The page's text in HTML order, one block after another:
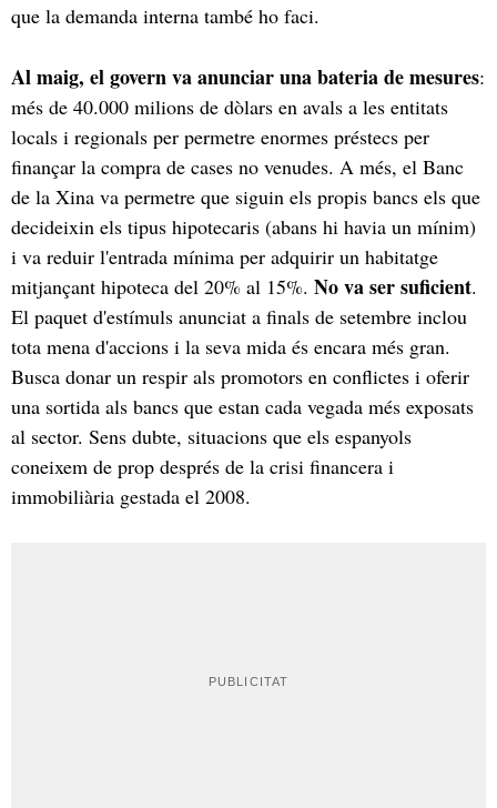
que la demanda interna també ho faci.
Al maig, el govern va anunciar una bateria de mesures:
més de 40.000 milions de dòlars en avals a les entitats
locals i regionals per permetre enormes préstecs per
finançar la compra de cases no venudes. A més, el Banc
de la Xina va permetre que siguin els propis bancs els que
decideixin els tipus hipotecaris (abans hi havia un mínim)
i va reduir l'entrada mínima per adquirir un habitatge
mitjançant hipoteca del 20% al 15%. No va ser suficient.
El paquet d'estímuls anunciat a finals de setembre inclou
tota mena d'accions i la seva mida és encara més gran.
Busca donar un respir als promotors en conflictes i oferir
una sortida als bancs que estan cada vegada més exposats
al sector. Sens dubte, situacions que els espanyols
coneixem de prop després de la crisi financera i
immobiliària gestada el 2008.